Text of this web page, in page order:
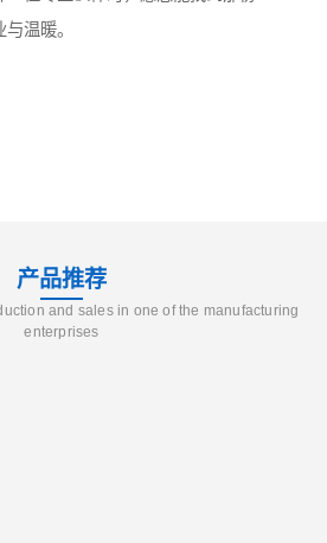
温暖。
产品推荐
and sales in one of the manufacturing
enterprises